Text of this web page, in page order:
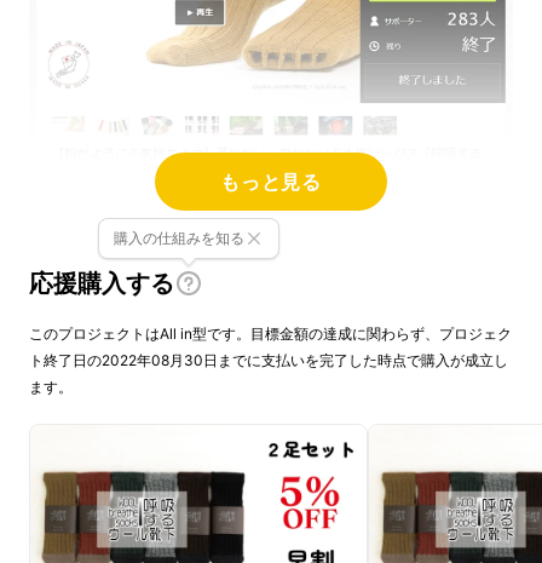
はじめましての方も、お久しぶりですの方も、
プロジェクトをご覧いただきありがとうござい
ます！
指ソックスにはまって、約3年！
ぜひ皆様に、
もっと見る
応援購入する
購入の仕組みを知る
このプロジェクトはAll in型です。目標金額の達成に関わらず、プロジェク
ト終了日の2022年08月30日までに支払いを完了した時点で購入が成立し
ます。